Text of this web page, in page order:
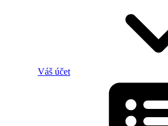
Váš účet